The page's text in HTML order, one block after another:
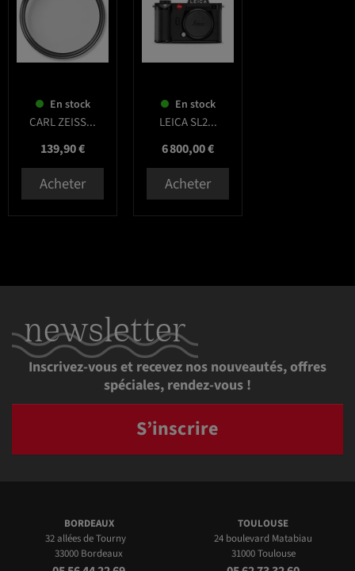
En stock
CARL ZEISS...
Prix
139,90 €
Acheter
En stock
LEICA SL2...
Prix
6 800,00 €
Acheter
newsletter
Inscrivez-vous et recevez nos nouveautés, offres
spéciales, rendez-vous !
S’inscrire
BORDEAUX
32 allées de Tourny
33000 Bordeaux
TOULOUSE
24 boulevard Matabiau
31000 Toulouse